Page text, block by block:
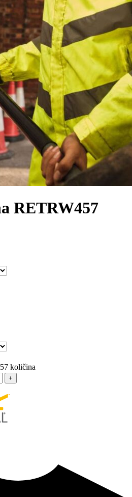
RETRW457
količina